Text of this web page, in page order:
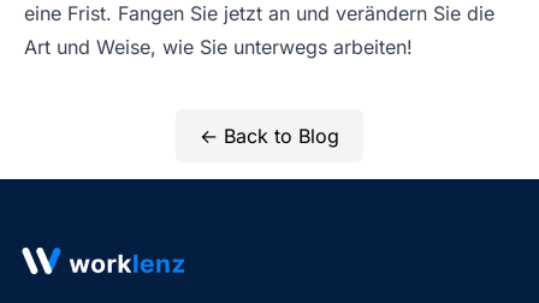
eine Frist. Fangen Sie jetzt an und verändern Sie die
Art und Weise, wie Sie unterwegs arbeiten!
← Back to Blog